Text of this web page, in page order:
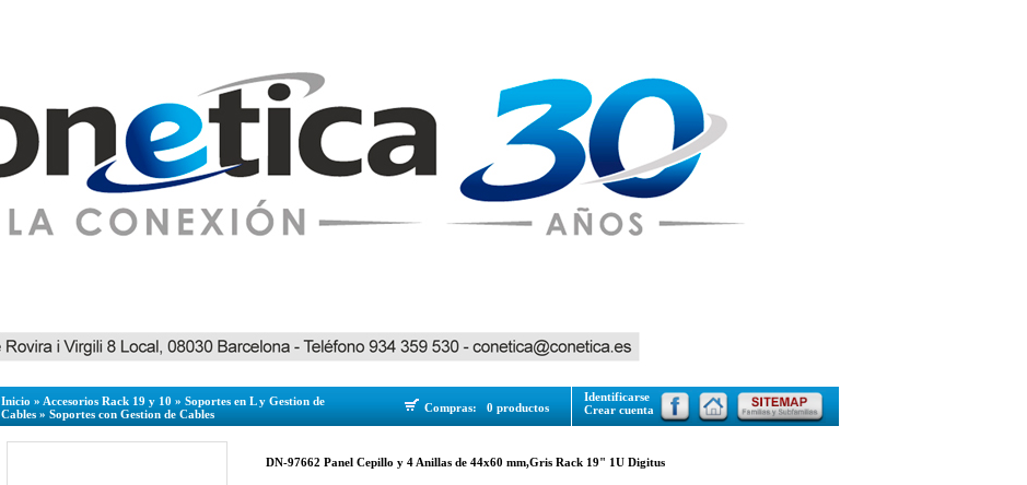
Inicio » Accesorios Rack 19 y 10 » Soportes en L y Gestion de
Cables » Soportes con Gestion de Cables Compras: 0 productos
Identificarse
Crear cuenta
DN-97662 Panel Cepillo y 4 Anillas de 44x60 mm,Gris Rack 19" 1U Digitus